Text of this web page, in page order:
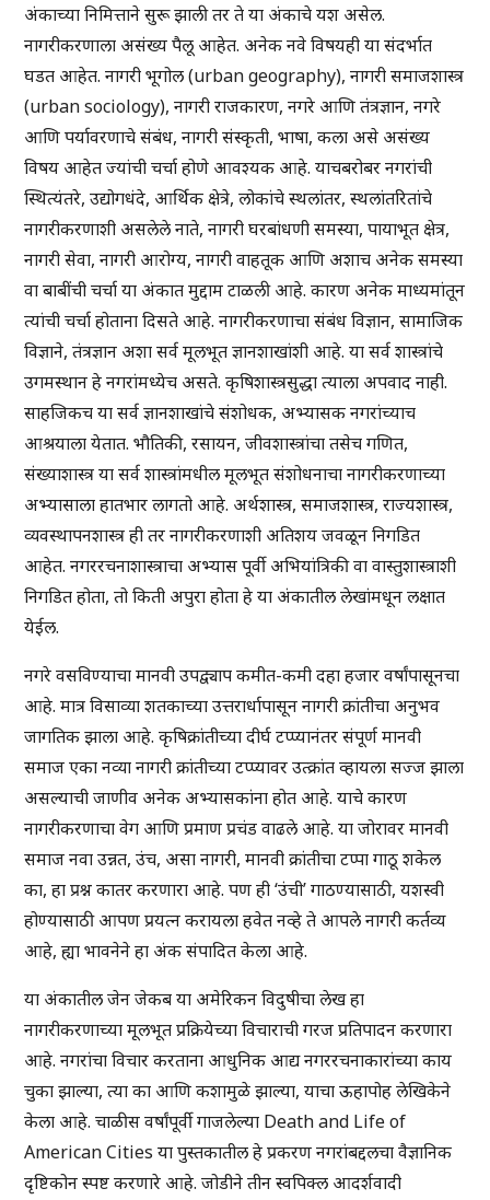
अंकाच्या निमित्ताने सुरू झाली तर ते या अंकाचे यश असेल.
नागरीकरणाला असंख्य पैलू आहेत. अनेक नवे विषयही या संदर्भात
घडत आहेत. नागरी भूगोल (urban geography), नागरी समाजशास्त्र
(urban sociology), नागरी राजकारण, नगरे आणि तंत्रज्ञान, नगरे
आणि पर्यावरणाचे संबंध, नागरी संस्कृती, भाषा, कला असे असंख्य
विषय आहेत ज्यांची चर्चा होणे आवश्यक आहे. याचबरोबर नगरांची
स्थित्यंतरे, उद्योगधंदे, आर्थिक क्षेत्रे, लोकांचे स्थलांतर, स्थलांतरितांचे
नागरीकरणाशी असलेले नाते, नागरी घरबांधणी समस्या, पायाभूत क्षेत्र,
नागरी सेवा, नागरी आरोग्य, नागरी वाहतूक आणि अशाच अनेक समस्या
वा बाबींची चर्चा या अंकात मुद्दाम टाळली आहे. कारण अनेक माध्यमांतून
त्यांची चर्चा होताना दिसते आहे. नागरीकरणाचा संबंध विज्ञान, सामाजिक
विज्ञाने, तंत्रज्ञान अशा सर्व मूलभूत ज्ञानशाखांशी आहे. या सर्व शास्त्रांचे
उगमस्थान हे नगरांमध्येच असते. कृषिशास्त्रसुद्धा त्याला अपवाद नाही.
साहजिकच या सर्व ज्ञानशाखांचे संशोधक, अभ्यासक नगरांच्याच
आश्रयाला येतात. भौतिकी, रसायन, जीवशास्त्रांचा तसेच गणित,
संख्याशास्त्र या सर्व शास्त्रांमधील मूलभूत संशोधनाचा नागरीकरणाच्या
अभ्यासाला हातभार लागतो आहे. अर्थशास्त्र, समाजशास्त्र, राज्यशास्त्र,
व्यवस्थापनशास्त्र ही तर नागरीकरणाशी अतिशय जवळून निगडित
आहेत. नगररचनाशास्त्राचा अभ्यास पूर्वी अभियांत्रिकी वा वास्तुशास्त्राशी
निगडित होता, तो किती अपुरा होता हे या अंकातील लेखांमधून लक्षात
येईल.
नगरे वसविण्याचा मानवी उपद्व्याप कमीत-कमी दहा हजार वर्षांपासूनचा
आहे. मात्र विसाव्या शतकाच्या उत्तरार्धापासून नागरी क्रांतीचा अनुभव
जागतिक झाला आहे. कृषिक्रांतीच्या दीर्घ टप्प्यानंतर संपूर्ण मानवी
समाज एका नव्या नागरी क्रांतीच्या टप्प्यावर उत्क्रांत व्हायला सज्ज झाला
असल्याची जाणीव अनेक अभ्यासकांना होत आहे. याचे कारण
नागरीकरणाचा वेग आणि प्रमाण प्रचंड वाढले आहे. या जोरावर मानवी
समाज नवा उन्नत, उंच, असा नागरी, मानवी क्रांतीचा टप्पा गाठू शकेल
का, हा प्रश्न कातर करणारा आहे. पण ही ‘उंची’ गाठण्यासाठी, यशस्वी
होण्यासाठी आपण प्रयत्न करायला हवेत नव्हे ते आपले नागरी कर्तव्य
आहे, ह्या भावनेने हा अंक संपादित केला आहे.
या अंकातील जेन जेकब या अमेरिकन विदुषीचा लेख हा
नागरीकरणाच्या मूलभूत प्रक्रियेच्या विचाराची गरज प्रतिपादन करणारा
आहे. नगरांचा विचार करताना आधुनिक आद्य नगररचनाकारांच्या काय
चुका झाल्या, त्या का आणि कशामुळे झाल्या, याचा ऊहापोह लेखिकेने
केला आहे. चाळीस वर्षांपूर्वी गाजलेल्या Death and Life of
American Cities या पुस्तकातील हे प्रकरण नगरांबद्दलचा वैज्ञानिक
दृष्टिकोन स्पष्ट करणारे आहे. जोडीने तीन स्वपिक्ल आदर्शवादी